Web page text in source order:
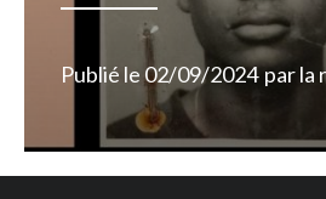
Publié le02/09/2024 parla